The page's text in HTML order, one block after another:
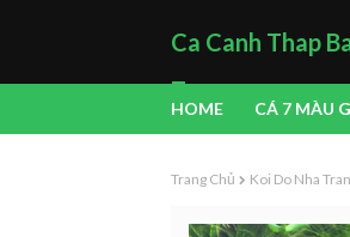
Ca Canh Thap
Trang
HOME CÁ 7 MÀU
Trang Chủ Koi Do Nha